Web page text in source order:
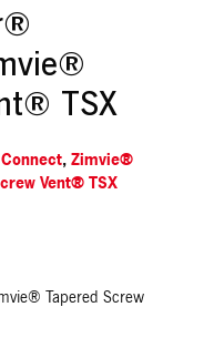
TSX
, Zimvie®
Vent® TSX
Tapered Screw